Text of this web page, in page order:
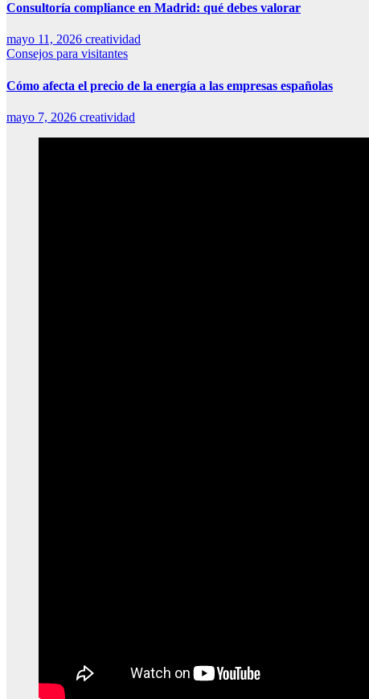
Consultoría compliance en Madrid: qué debes valorar
mayo 11, 2026 creatividad
Consejos para visitantes
Cómo afecta el precio de la energía a las empresas españolas
mayo 7, 2026 creatividad